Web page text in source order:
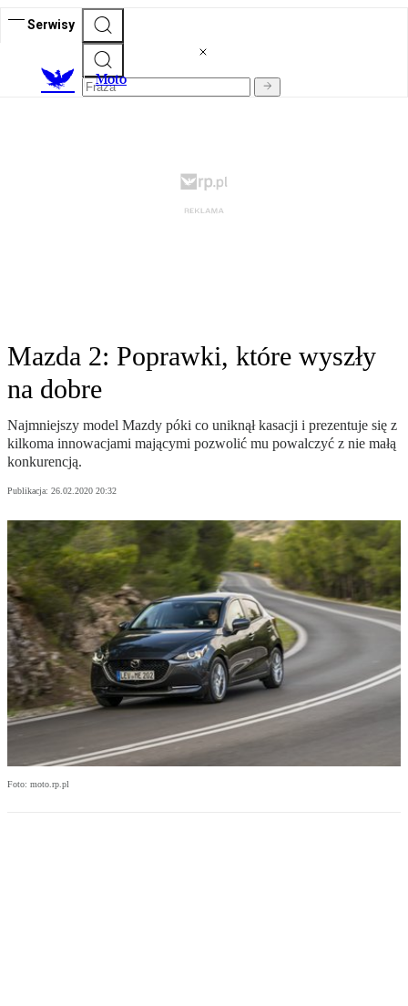
Serwisy
Moto
Mazda 2: Poprawki, które wyszły
na dobre
Najmniejszy model Mazdy póki co uniknął kasacji i prezentuje się z
kilkoma innowacjami mającymi pozwolić mu powalczyć z nie małą
konkurencją.
Publikacja: 26.02.2020 20:32
Foto: moto.rp.pl